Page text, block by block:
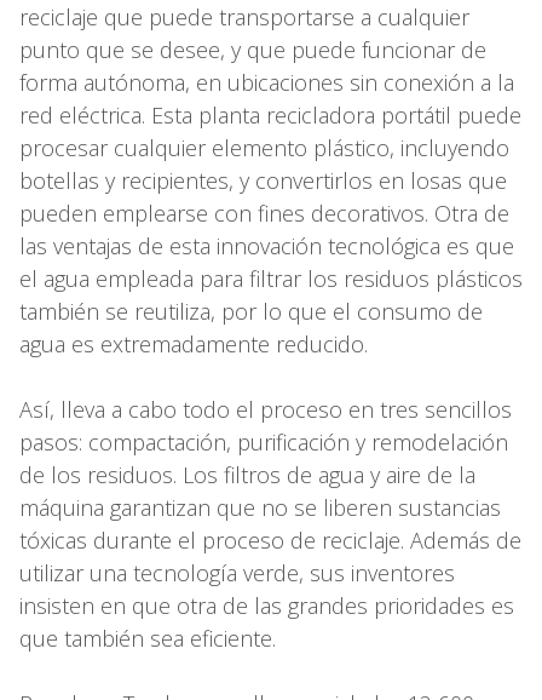
reciclaje que puede transportarse a cualquier
punto que se desee, y que puede funcionar de
forma autónoma, en ubicaciones sin conexión a la
red eléctrica. Esta planta recicladora portátil puede
procesar cualquier elemento plástico, incluyendo
botellas y recipientes, y convertirlos en losas que
pueden emplearse con fines decorativos. Otra de
las ventajas de esta innovación tecnológica es que
el agua empleada para filtrar los residuos plásticos
también se reutiliza, por lo que el consumo de
agua es extremadamente reducido.
Así, lleva a cabo todo el proceso en tres sencillos
pasos: compactación, purificación y remodelación
de los residuos. Los filtros de agua y aire de la
máquina garantizan que no se liberen sustancias
tóxicas durante el proceso de reciclaje. Además de
utilizar una tecnología verde, sus inventores
insisten en que otra de las grandes prioridades es
que también sea eficiente.